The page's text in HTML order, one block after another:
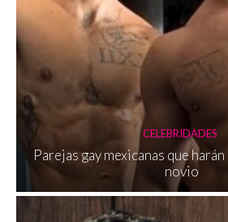
CELEBRIDADES
Parejas gay mexicanas que
novio